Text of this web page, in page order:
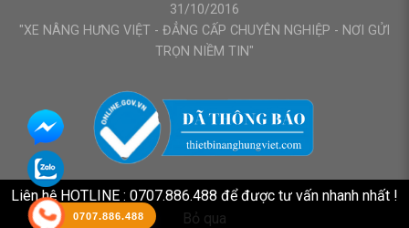
31/10/2016
"XE NÂNG HƯNG VIỆT - ĐẲNG CẤP CHUYÊN NGHIỆP - NƠI GỬI
TRỌN NIỀM TIN"
Liên hệ HOTLINE : 0707.886.488 để được tư vấn nhanh nhất !
Bỏ qua
0707.886.488